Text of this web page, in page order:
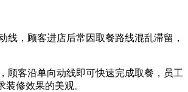
，顾客进店后常因取餐路线混乱滞留，
顾客沿单向动线即可快速完成取餐，员工
修效果的美观。